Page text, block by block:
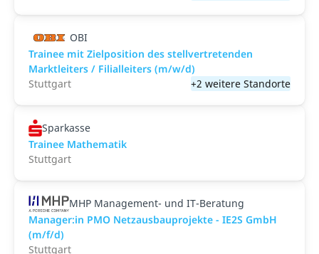
OBI
Trainee mit Zielposition des stellvertretenden
Marktleiters / Filialleiters (m/w/d)
Stuttgart
+2 weitere Standorte
Sparkasse
Trainee Mathematik
Stuttgart
MHP Management- und IT-Beratung
Manager:in PMO Netzausbauprojekte - IE2S GmbH
(m/f/d)
Stuttgart